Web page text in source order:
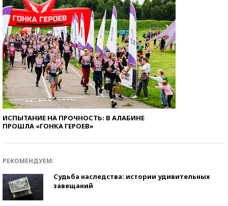
ИСПЫТАНИЕ НА ПРОЧНОСТЬ: В АЛАБИНЕ
ПРОШЛА «ГОНКА ГЕРОЕВ»
РЕКОМЕНДУЕМ:
Судьба наследства: истории удивительных
завещаний